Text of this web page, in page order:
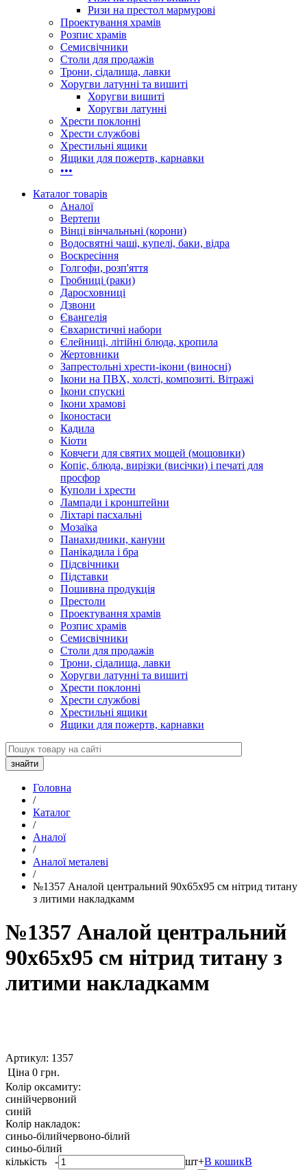
Ризи на престол мармурові
Проектування храмів
Розпис храмів
Семисвічники
Столи для продажів
Трони, сідалища, лавки
Хоругви латунні та вишиті
Хоругви вишиті
Хоругви латунні
Хрести поклонні
Хрести службові
Хрестильні ящики
Ящики для пожертв, карнавки
•••
Каталог товарів
Аналої
Вертепи
Вінці вінчальньні (корони)
Водосвятні чаші, купелі, баки, відра
Воскресіння
Голгофи, розп'яття
Гробниці (раки)
Даросховниці
Дзвони
Євангелія
Євхаристичні набори
Єлейниці, літійні блюда, кропила
Жертовники
Запрестольні хрести-ікони (виносні)
Ікони на ПВХ, холсті, композиті. Вітражі
Ікони спускні
Ікони храмові
Іконостаси
Кадила
Кіоти
Ковчеги для святих мощей (мощовики)
Копіє, блюда, вирізки (висічки) і печаті для
просфор
Куполи і хрести
Лампади і кронштейни
Ліхтарі пасхальні
Мозаїка
Панахидники, кануни
Панікадила і бра
Підсвічники
Підставки
Пошивна продукція
Престоли
Проектування храмів
Розпис храмів
Семисвічники
Столи для продажів
Трони, сідалища, лавки
Хоругви латунні та вишиті
Хрести поклонні
Хрести службові
Хрестильні ящики
Ящики для пожертв, карнавки
Головна
/
Каталог
/
Аналої
/
Аналої металеві
/
№1357 Аналой центральний 90х65х95 см нітрид титану
з литими накладкамм
№1357 Аналой центральний
90х65х95 см нітрид титану з
литими накладкамм
Артикул: 1357
Ціна 0 грн.
Колір оксамиту:
синійчервоний
синій
Колір накладок:
синьо-білийчервоно-білий
синьо-білий
кількість - шт+В кошикВ